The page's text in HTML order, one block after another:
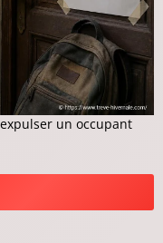
un occupant